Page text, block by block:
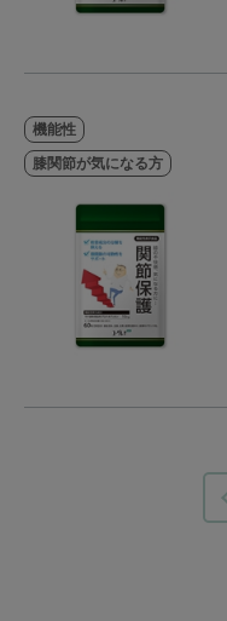
機能性
膝関節が気になる方